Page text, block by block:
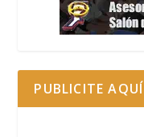
PUBLICITE AQUÍ